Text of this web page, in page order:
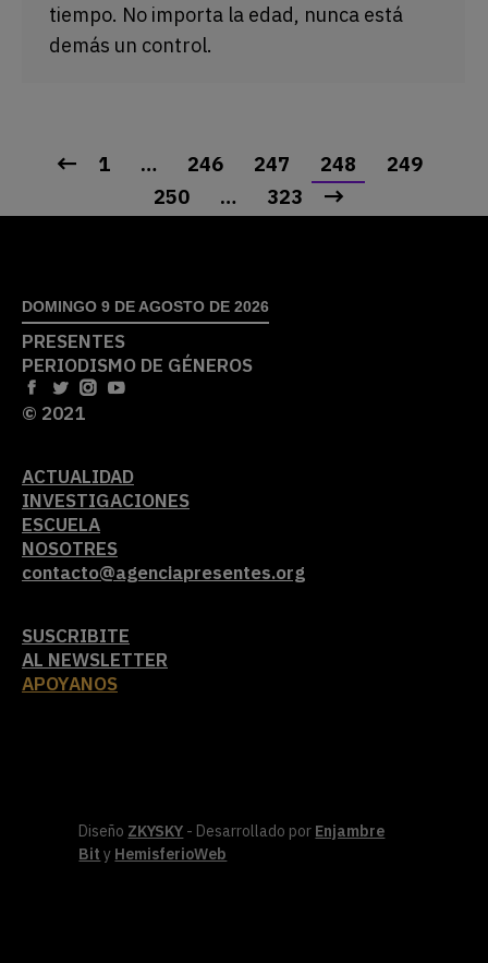
tiempo. No importa la edad, nunca está
demás un control.
1 … 246 247 248
249
250
… 323
DOMINGO 9 DE AGOSTO DE 2026
PRESENTES
PERIODISMO DE GÉNEROS
© 2021
ACTUALIDAD
INVESTIGACIONES
ESCUELA
NOSOTRES
contacto@agenciapresentes.org
SUSCRIBITE
AL NEWSLETTER
APOYANOS
Diseño ZKYSKY - Desarrollado por Enjambre
Bit y HemisferioWeb